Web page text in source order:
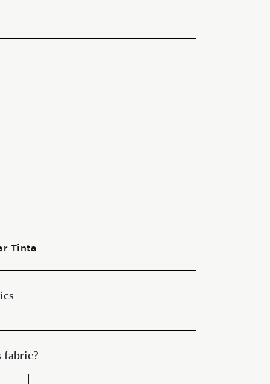
Tinta
fabric?